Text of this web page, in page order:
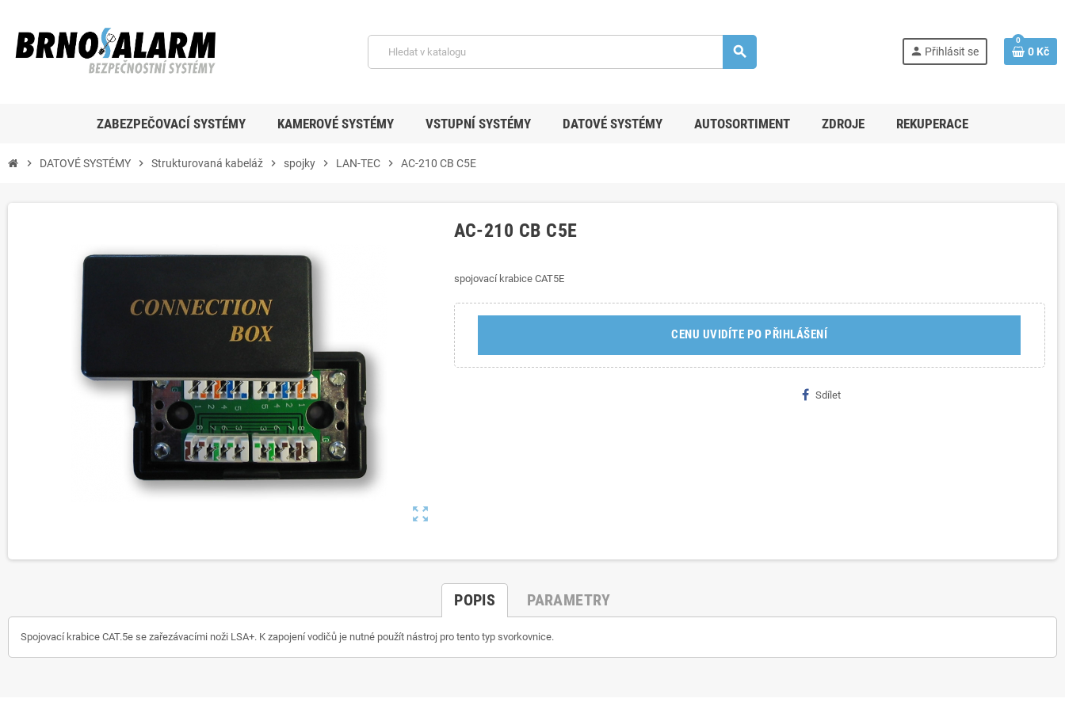
search person Přihlásit se
0
0 Kč
ZABEZPEČOVACÍ SYSTÉMY KAMEROVÉ SYSTÉMY VSTUPNÍ SYSTÉMY DATOVÉ SYSTÉMY AUTOSORTIMENT ZDROJE REKUPERACE
chevron_right DATOVÉ SYSTÉMY chevron_right Strukturovaná kabeláž chevron_right spojky chevron_right LAN-TEC chevron_right AC-210 CB C5E
zoom_out_map
AC-210 CB C5E
spojovací krabice CAT5E
CENU UVIDÍTE PO PŘIHLÁŠENÍ
Sdílet
POPIS PARAMETRY
Spojovací krabice CAT.5e se zařezávacími noži LSA+. K zapojení vodičů je nutné použít nástroj pro tento typ svorkovnice.